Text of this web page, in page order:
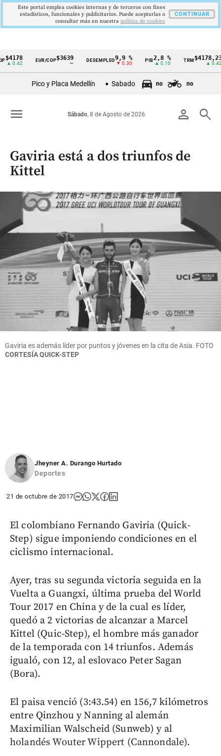
Cintillo
Colombia
EUR/COP$3639 DESEMPLEO9,9 %
▼ 0.30
PIB 2,8 %
▲ 0.10
TRM $4178,23
▲ 0.42
Pico y Placa Medellín Sabado no no
person search
Sábado, 8 de Agosto de 2026
menu
Gaviria está a dos triunfos de
Kittel
Gaviria es además líder por puntos y jóvenes en la cita de Asia. FOTO
CORTESÍA QUICK-STEP
Jheyner A. Durango Hurtado
Deportes
21 de octubre de 2017
El colombiano Fernando Gaviria (Quick-
Step) sigue imponiendo condiciones en el
ciclismo internacional.
Ayer, tras su segunda victoria seguida en la
Vuelta a Guangxi, última prueba del World
Tour 2017 en China y de la cual es líder,
quedó a 2 victorias de alcanzar a Marcel
Kittel (Quic-Step), el hombre más ganador
de la temporada con 14 triunfos. Además
igualó, con 12, al eslovaco Peter Sagan
(Bora).
El paisa venció (3:43.54) en 156,7 kilómetros
entre Qinzhou y Nanning al alemán
Maximilian Walscheid (Sunweb) y al
holandés Wouter Wippert (Cannondale).
Este portal emplea cookies internas y de terceros con fines
estadísticos, funcionales y publicitarios. Puede aceptarlas o
consultar más en nuestra politica de cookies
CONTINUAR